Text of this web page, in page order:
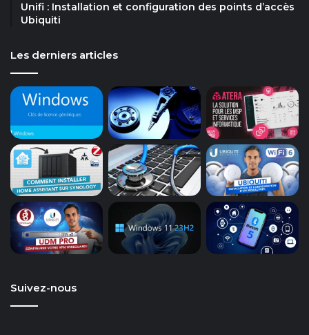
Unifi : Installation et configuration des points d’accès
Ubiquiti
Les derniers articles
Suivez-nous